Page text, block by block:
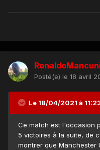
Posté(e) le 18 avril
Le 18/04/2021 à
Ce match est l'occasion
5 victoires à la suite, de
montrer que Manchester